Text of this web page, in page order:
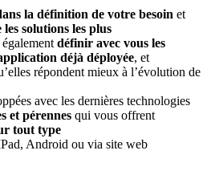
la définition de votre besoin et
solutions les plus
définir avec vous les
déjà déployée, et
répondent mieux à l’évolution de
avec les dernières technologies
et pérennes qui vous offrent
tout type
Android ou via site web